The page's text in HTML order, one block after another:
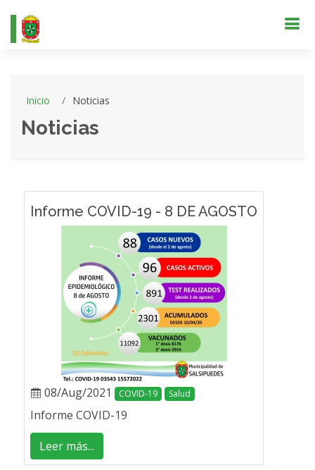
Inicio Noticias
Noticias
Informe COVID-19 - 8 DE AGOSTO
08/Aug/2021 COVID-19 Salud
Informe COVID-19
Leer más...